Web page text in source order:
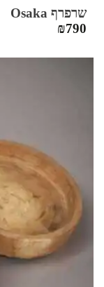
שרפרף Osaka
₪790